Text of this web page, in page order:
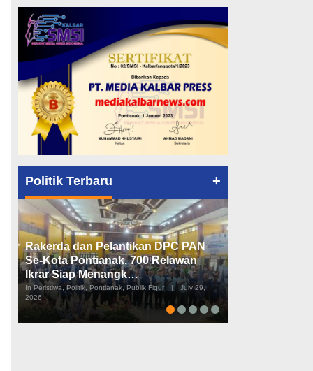
Politik Terbaru +
Rakerda dan Pelantikan DPC PAN
Se-Kota Pontianak, 700 Relawan
Ikrar Siap Menangk…
In Peristiwa, Politik, Pontianak, Publik Figur |
July 29,
2026